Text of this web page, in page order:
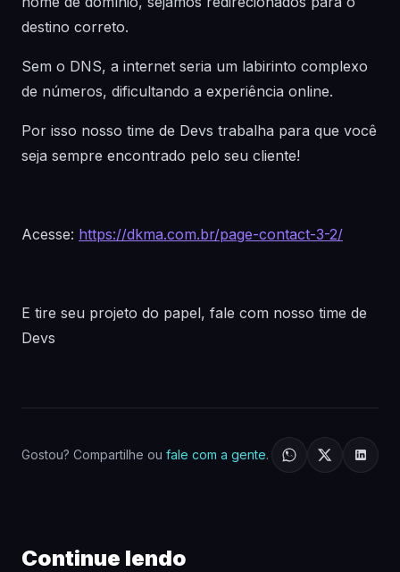
destino correto.
Sem o DNS, a internet seria um labirinto complexo
de números, dificultando a experiência online.
Por isso nosso time de Devs trabalha para que você
seja sempre encontrado pelo seu cliente!
Acesse: https://dkma.com.br/page-contact-3-2/
E tire seu projeto do papel, fale com nosso time de
Devs
Gostou? Compartilhe ou fale com a gente.
Continue lendo